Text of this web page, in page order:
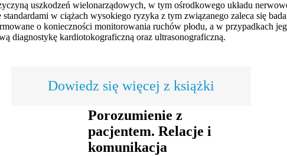
uszkodzeń wielonarządowych, w tym ośrodkowego układu
w ciążach wysokiego ryzyka z tym związanego zaleca się
o konieczności monitorowania ruchów płodu, a w przypadkach
diagnostykę kardiotokograficzną oraz ultrasonograficzną.
Dowiedz się więcej z książki
Porozumienie z
pacjentem. Relacje i
komunikacja